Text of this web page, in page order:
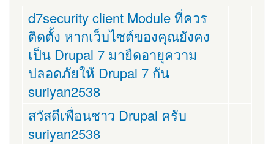
d7security client Module ที่ควร
ติดตั้ง หากเว็บไซต์ของคุณยังคง
เป็น Drupal 7 มายืดอายุความ
ปลอดภัยให้ Drupal 7 กัน
suriyan2538
สวัสดีเพื่อนชาว Drupal ครับ
suriyan2538